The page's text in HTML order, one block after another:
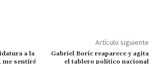
a la
me sentiré
Artículo siguiente
Gabriel Boric reaparece y agita
el tablero político nacional